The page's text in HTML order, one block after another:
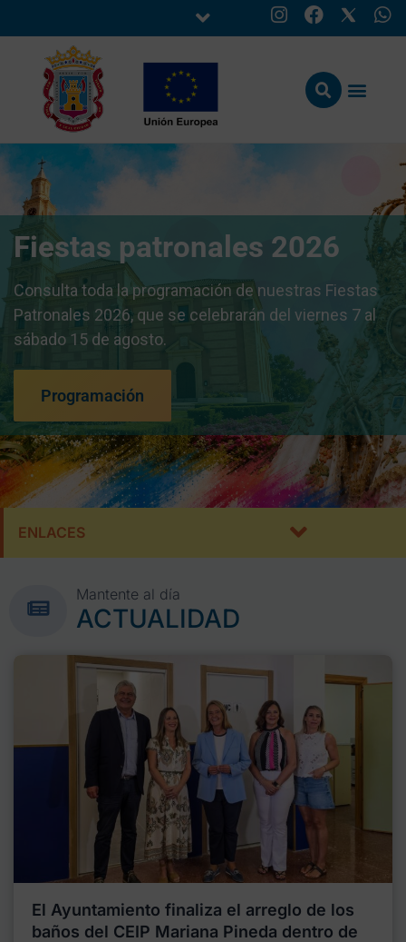
Fiestas patronales 2026
Consulta toda la programación de nuestras Fiestas
Patronales 2026, que se celebrarán del viernes 7 al
sábado 15 de agosto.
Programación
ENLACES
Mantente al día
ACTUALIDAD
El Ayuntamiento finaliza el arreglo de los
baños del CEIP Mariana Pineda dentro de